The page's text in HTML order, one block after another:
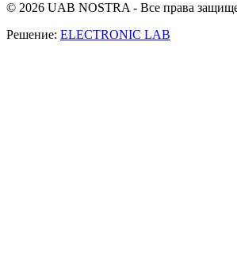
© 2026 UAB NOSTRA - Все права
Решение: ELECTRONIC LAB